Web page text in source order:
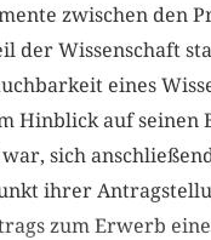
zwischen den
der Wissenschaft
eines
Hinblick auf seinen
sich
ihrer
zum Erwerb